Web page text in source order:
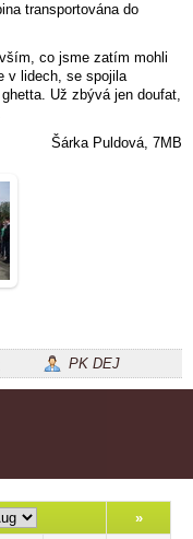
transportována do
co jsme zatím mohli
v lidech, se spojila
Už zbývá jen doufat,
Šárka Puldová, 7MB
PK DEJ
»